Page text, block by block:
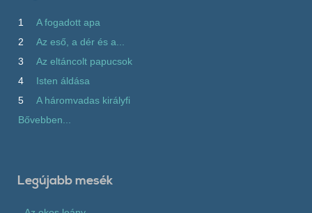
1
A fogadott apa
2
Az eső, a dér és a...
3
Az eltáncolt papucsok
4
Isten áldása
5
A háromvadas királyfi
Bővebben...
Legújabb mesék